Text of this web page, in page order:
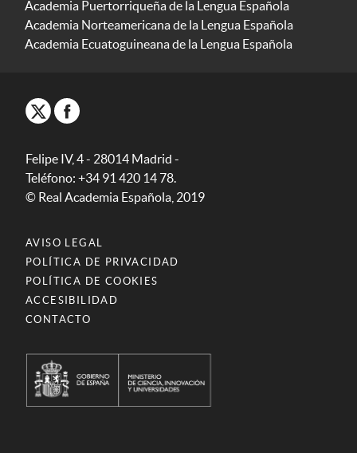
Academia Puertorriqueña de la Lengua Española
Academia Norteamericana de la Lengua Española
Academia Ecuatoguineana de la Lengua Española
Felipe IV, 4 - 28014 Madrid -
Teléfono: +34 91 420 14 78.
© Real Academia Española, 2019
AVISO LEGAL
POLÍTICA DE PRIVACIDAD
POLÍTICA DE COOKIES
ACCESIBILIDAD
CONTACTO